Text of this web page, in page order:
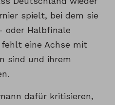
spielt, bei dem sie
oder Halbfinale
eine Achse mit
sind und ihrem
dafür kritisieren,